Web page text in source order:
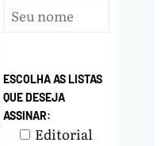
ESCOLHA AS LISTAS
QUE DESEJA
ASSINAR:
Editorial